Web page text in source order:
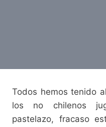
Todos hemos tenido
los no chilenos
pastelazo, fracaso